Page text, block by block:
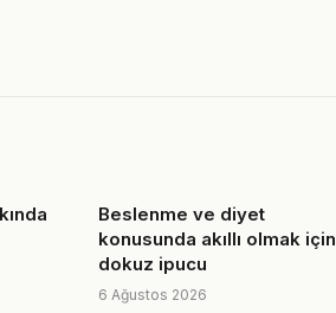
Beslenme ve diyet
konusunda akıllı olmak için
dokuz ipucu
6 Ağustos 2026